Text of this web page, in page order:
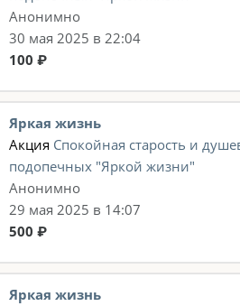
Анонимно
30 мая 2025 в 22:04
100 ₽
Яркая жизнь
Акция Спокойная старость и
подопечных "Яркой жизни"
Анонимно
29 мая 2025 в 14:07
500 ₽
Яркая жизнь